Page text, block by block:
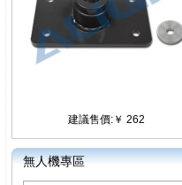
建議售價:￥ 262
無人機專區